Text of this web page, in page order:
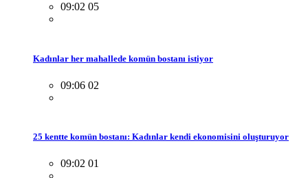
09:02 05
Kadınlar her mahallede komün bostanı istiyor
09:06 02
25 kentte komün bostanı: Kadınlar kendi ekonomisini oluşturuyor
09:02 01